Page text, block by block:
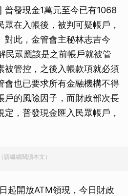
發現金1萬元至今已有1068
在入帳後，被判可疑帳戶，
對此，金管會主秘林志吉今
民眾應該是之前帳戶就被管
被管控，之後入帳款項就必須
會也已要求所有金融機構不得
戶的風險因子，而財政部次長
，普發現金匯入民眾帳戶，
請繼續閱讀本文）
起開放ATM領現，今日財政